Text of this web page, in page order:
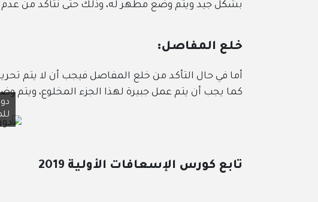
بشكل جيد ويتم وضع مطهر له، وذلك حتى نتأكد من عدم تلوث الدم.
خلع المفاصل:
أما في حال التأكد من خلع المفاصل فيجب أن لا يتم تحريك
كما يجب أن يتم عمل جبيرة لهذا الجزء المخلوع، ويتم وضع الكثير
دورة الإسعافات
تابع كورس الإسعافات الأولية 2019